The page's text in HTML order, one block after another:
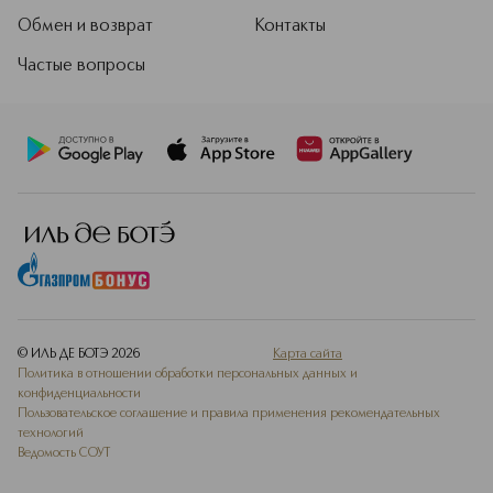
Обмен и возврат
Частые вопросы
Контакты
© ИЛЬ ДЕ БОТЭ 2026
Карта сайта
Политика в отношении обработки персональных данных и
конфиденциальности
Пользовательское соглашение и правила применения рекомендательных
технологий
Ведомость СОУТ